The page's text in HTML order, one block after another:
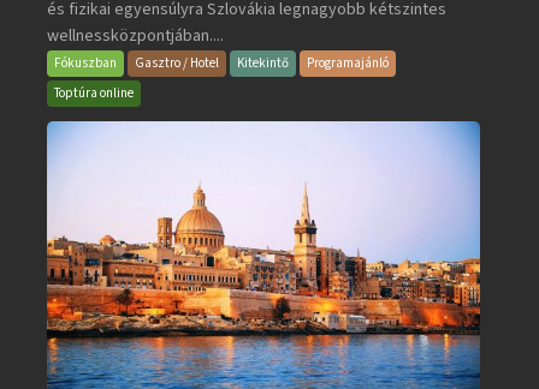
·
Wellness
és
Gyógyfürdő
bejegyzéshez
és fizikai egyensúlyra Szlovákia legnagyobb kétszintes
wellnessközpontjában....
Fókuszban Gasztro / Hotel Kitekintő
Programajánló
Toptúra online